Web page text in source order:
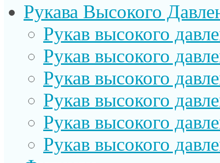
Рукава Высокого
Рукав выcокого
Рукав высокого
Рукав высокого
Рукав высокого
Рукав высокого
Рукав высокого